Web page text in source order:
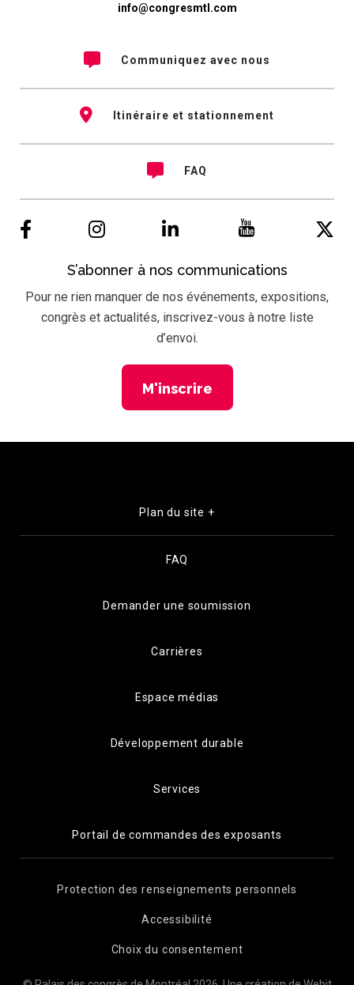
info@congresmtl.com
Communiquez avec nous
Itinéraire et stationnement
FAQ
S’abonner à nos communications
Pour ne rien manquer de nos événements, expositions,
congrès et actualités, inscrivez-vous à notre liste
d’envoi.
M'inscrire
Plan du site +
FAQ
Demander une soumission
Carrières
Espace médias
Développement durable
Services
Portail de commandes des exposants
Protection des renseignements personnels
Accessibilité
Choix du consentement